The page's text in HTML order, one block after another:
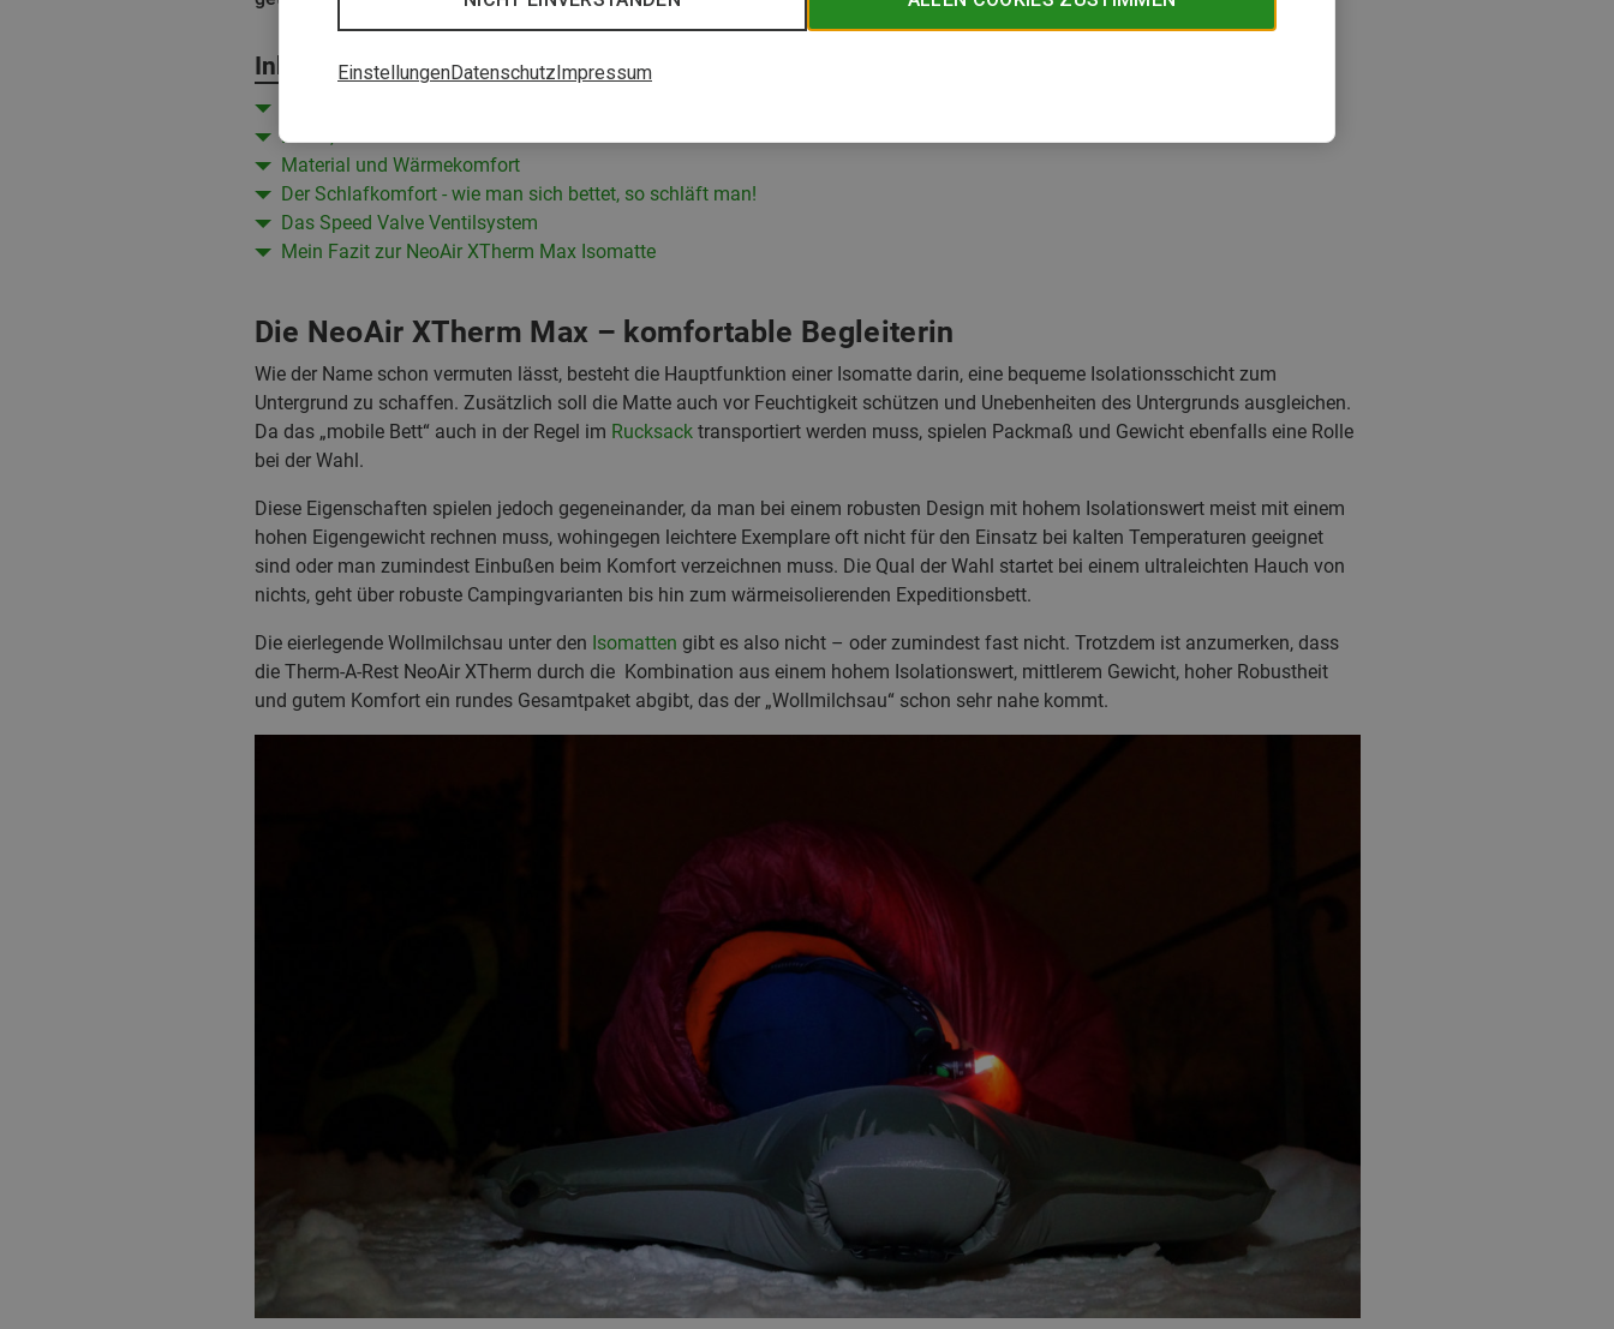
EinstellungenDatenschutzImpressum
Inhalt
Maße, Gewicht und Packmaß
Material und Wärmekomfort
Der Schlafkomfort - wie man sich bettet, so schläft man!
Das Speed Valve Ventilsystem
Mein Fazit zur NeoAir XTherm Max Isomatte
Die NeoAir XTherm Max – komfortable Begleiterin
Wie der Name schon vermuten lässt, besteht die Hauptfunktion einer Isomatte darin, eine bequeme Isolationsschicht zum
Untergrund zu schaffen. Zusätzlich soll die Matte auch vor Feuchtigkeit schützen und Unebenheiten des Untergrunds ausgleichen.
Da das „mobile Bett“ auch in der Regel im Rucksacktransportiert werden muss, spielen Packmaß und Gewicht ebenfalls eine Rolle
bei der Wahl.
Diese Eigenschaften spielen jedoch gegeneinander, da man bei einem robusten Design mit hohem Isolationswert meist mit einem
hohen Eigengewicht rechnen muss, wohingegen leichtere Exemplare oft nicht für den Einsatz bei kalten Temperaturen geeignet
sind oder man zumindest Einbußen beim Komfort verzeichnen muss. Die Qual der Wahl startet bei einem ultraleichten Hauch von
nichts, geht über robuste Campingvarianten bis hin zum wärmeisolierenden Expeditionsbett.
Die eierlegende Wollmilchsau unter den Isomatten gibt es also nicht – oder zumindest fast nicht. Trotzdem ist anzumerken, dass
die Therm-A-Rest NeoAir XTherm durch die Kombination aus einem hohem Isolationswert, mittlerem Gewicht, hoher Robustheit
und gutem Komfort ein rundes Gesamtpaket abgibt, das der „Wollmilchsau“ schon sehr nahe kommt.